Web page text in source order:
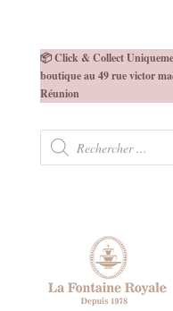
📦 Click & Collect
boutique au 49 rue victor
Réunion
Recherche
produits